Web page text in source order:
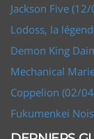
Jackson Five
Lodoss, la
Demon King
Mechanical
Coppelion (02/
Fukumenkei